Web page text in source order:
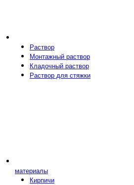
Раствор
Монтажный раствор
Кладочный раствор
Раствор для стяжки
материалы
Кирпичи